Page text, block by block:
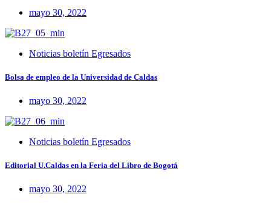
mayo 30, 2022
Noticias boletín Egresados
Bolsa de empleo de la Universidad de Caldas
mayo 30, 2022
Noticias boletín Egresados
Editorial U.Caldas en la Feria del Libro de Bogotá
mayo 30, 2022